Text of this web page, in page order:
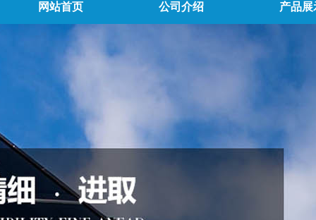
网站首页 公司介绍 产品展